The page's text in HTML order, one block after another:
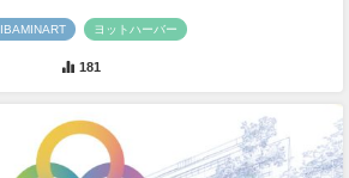
ヨットハーバー
181